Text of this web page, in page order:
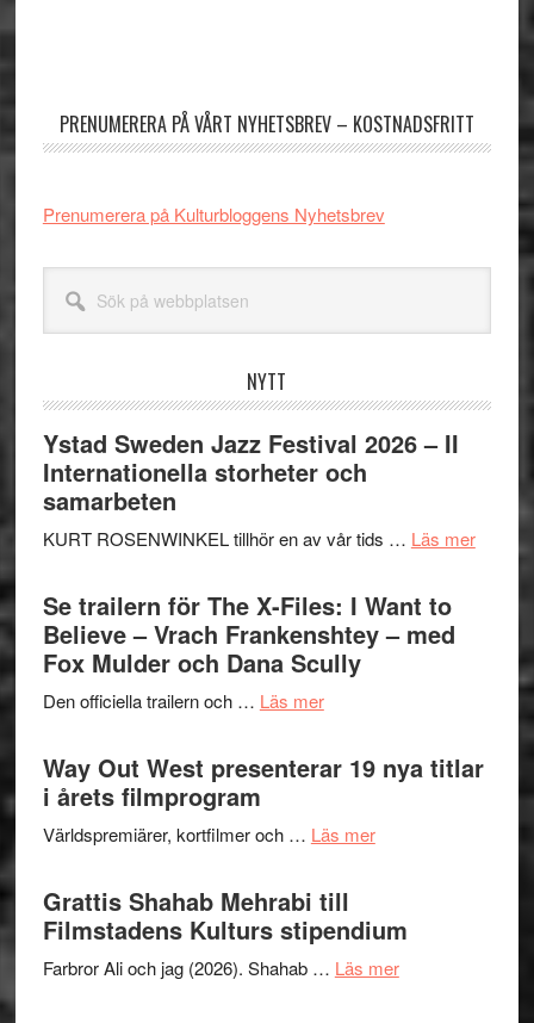
PRENUMERERA PÅ VÅRT NYHETSBREV – KOSTNADSFRITT
Prenumerera på Kulturbloggens Nyhetsbrev
webbplatsen
NYTT
Ystad Sweden Jazz Festival 2026 – II
Internationella storheter och
samarbeten
KURT ROSENWINKEL tillhör en av vår tids … Läs merom
Festival
Se trailern för The X-Files: I Want to
Believe – Vrach Frankenshtey – med
Fox Mulder och Dana Scully
Den officiella trailern och … Läs merom
trailern
för
X-
I
Want
to
Believe
Way Out West presenterar 19 nya titlar
i årets filmprogram
Världspremiärer, kortfilmer och … Läs merom
presenterar
19
Grattis Shahab Mehrabi till
Filmstadens Kulturs stipendium
Farbror Ali och jag (2026). Shahab … Läs merom